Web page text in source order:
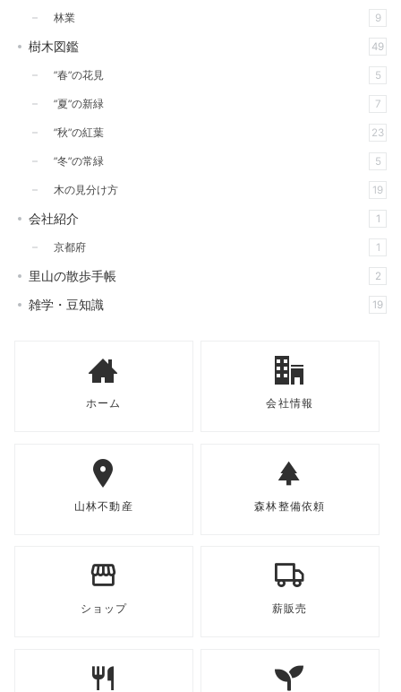
林業 9
樹木図鑑 49
”春”の花見 5
”夏”の新緑 7
”秋”の紅葉 23
”冬”の常緑 5
木の見分け方 19
会社紹介 1
京都府 1
里山の散歩手帳 2
雑学・豆知識 19
ホーム 会社情報
山林不動産 森林整備依頼
ショップ 薪販売